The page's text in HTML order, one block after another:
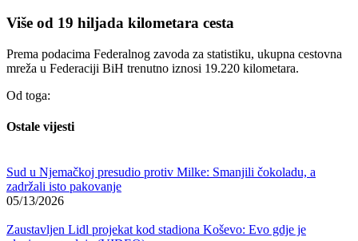
Više od 19 hiljada kilometara cesta
Prema podacima Federalnog zavoda za statistiku, ukupna cestovna
mreža u Federaciji BiH trenutno iznosi 19.220 kilometara.
Od toga:
Ostale vijesti
Sud u Njemačkoj presudio protiv Milke: Smanjili čokoladu, a
zadržali isto pakovanje
05/13/2026
Zaustavljen Lidl projekat kod stadiona Koševo: Evo gdje je